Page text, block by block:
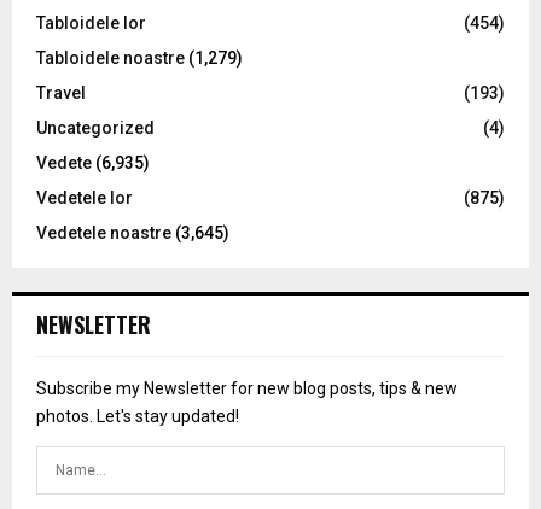
Tabloidele lor
(454)
Tabloidele noastre (1,279)
Travel
(193)
Uncategorized
(4)
Vedete (6,935)
Vedetele lor
(875)
Vedetele noastre (3,645)
NEWSLETTER
Subscribe my Newsletter for new blog posts, tips & new
photos. Let's stay updated!